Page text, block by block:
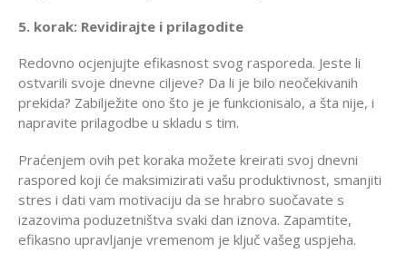
5. korak: Revidirajte i prilagodite
Redovno ocjenjujte efikasnost svog rasporeda. Jeste li
ostvarili svoje dnevne ciljeve? Da li je bilo neočekivanih
prekida? Zabilježite ono što je je funkcionisalo, a šta nije, i
napravite prilagodbe u skladu s tim.
Praćenjem ovih pet koraka možete kreirati svoj dnevni
raspored koji će maksimizirati vašu produktivnost, smanjiti
stres i dati vam motivaciju da se hrabro suočavate s
izazovima poduzetništva svaki dan iznova. Zapamtite,
efikasno upravljanje vremenom je ključ vašeg uspjeha.